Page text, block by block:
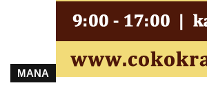
Kostel svatých Petra a Pavla v Želkovicích
nad Ploučnicí
MANA